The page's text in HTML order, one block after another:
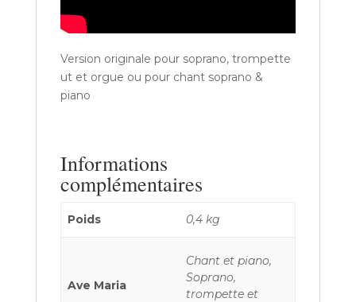
Version originale pour soprano, trompette
ut et orgue ou pour chant soprano &
piano
Informations
complémentaires
Poids 0,4 kg
Ave Maria
Chant et piano,
Soprano,
trompette et